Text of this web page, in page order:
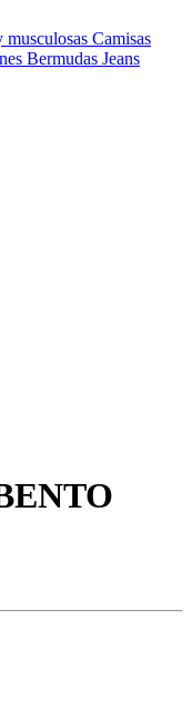
musculosas Camisas
Bermudas Jeans